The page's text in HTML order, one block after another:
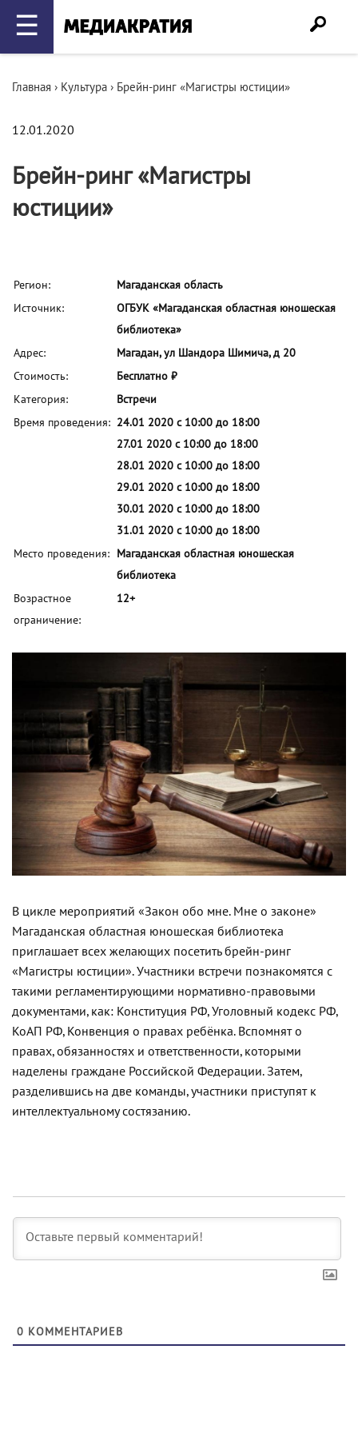
☰
Главная › Культура › Брейн-ринг «Магистры юстиции»
12.01.2020
Брейн-ринг «Магистры
юстиции»
Регион:
Магаданская область
Источник:
ОГБУК «Магаданская областная юношеская
библиотека»
Адрес:
Магадан, ул Шандора Шимича, д 20
Стоимость:
Бесплатно ₽
Категория:
Встречи
Время проведения: 24.01 2020 с 10:00 до 18:00
27.01 2020 с 10:00 до 18:00
28.01 2020 с 10:00 до 18:00
29.01 2020 с 10:00 до 18:00
30.01 2020 с 10:00 до 18:00
31.01 2020 с 10:00 до 18:00
Место проведения: Магаданская областная юношеская
библиотека
Возрастное
ограничение:
12+
В цикле мероприятий «Закон обо мне. Мне о законе»
Магаданская областная юношеская библиотека
приглашает всех желающих посетить брейн-ринг
«Магистры юстиции». Участники встречи познакомятся с
такими регламентирующими нормативно-правовыми
документами, как: Конституция РФ, Уголовный кодекс РФ,
КоАП РФ, Конвенция о правах ребёнка. Вспомнят о
правах, обязанностях и ответственности, которыми
наделены граждане Российской Федерации. Затем,
разделившись на две команды, участники приступят к
интеллектуальному состязанию.
0 КОММЕНТАРИЕВ